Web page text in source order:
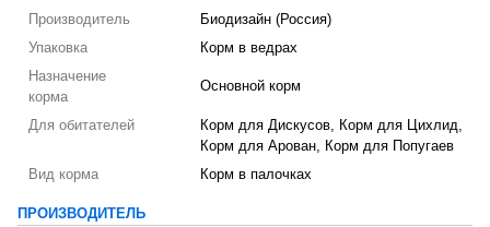
Производитель
Биодизайн (Россия)
Упаковка
Корм в ведрах
Назначение
корма
Основной корм
Для обитателей
Корм для Дискусов, Корм для Цихлид,
Корм для Арован, Корм для Попугаев
Вид корма
Корм в палочках
ПРОИЗВОДИТЕЛЬ